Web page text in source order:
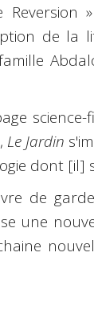
Reversion
de la
science-
Le Jardin
dont [il]
de
une